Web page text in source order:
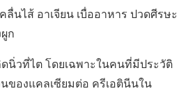
ลื่นไส้ อาเจียน เบื่ออาหาร ปวดศีรษะ
ก
ดนิ่วที่ไต โดยเฉพาะในคนที่มีประวัติ
ของแคลเซียมต่อ ครีเอตินีนใน